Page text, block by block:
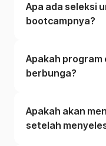
Apa ada seleksi
bootcampnya?
Apakah program
berbunga?
Apakah akan
setelah